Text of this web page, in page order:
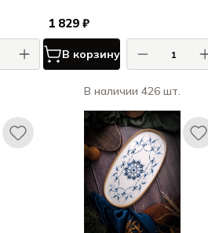
1 829 ₽
В корзину
В наличии 426 шт.